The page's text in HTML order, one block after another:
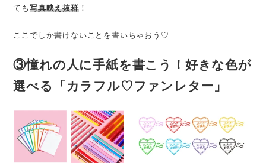
ても 写真映え抜群！
ここでしか書けないことを書いちゃおう♡
③憧れの人に手紙を書こう！好きな色が
選べる「カラフル♡ファンレター」